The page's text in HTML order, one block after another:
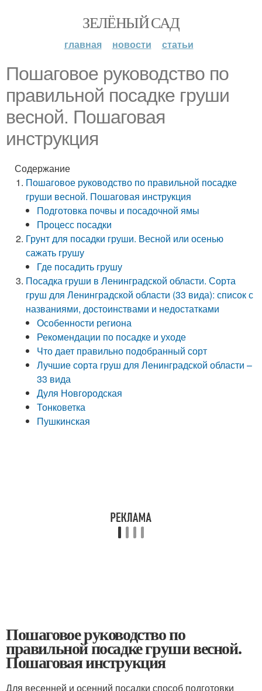
ЗЕЛЁНЫЙ САД
главная новости статьи
Пошаговое руководство по
правильной посадке груши
весной. Пошаговая
инструкция
Содержание
Пошаговое руководство по правильной посадке
груши весной. Пошаговая инструкция
Подготовка почвы и посадочной ямы
Процесс посадки
Грунт для посадки груши. Весной или осенью
сажать грушу
Где посадить грушу
Посадка груши в Ленинградской области. Сорта
груш для Ленинградской области (33 вида): список с
названиями, достоинствами и недостатками
Особенности региона
Рекомендации по посадке и уходе
Что дает правильно подобранный сорт
Лучшие сорта груш для Ленинградской области –
33 вида
Дуля Новгородская
Тонковетка
Пушкинская
Пошаговое руководство по
правильной посадке груши весной.
Пошаговая инструкция
Для весенней и осенний посадки способ подготовки